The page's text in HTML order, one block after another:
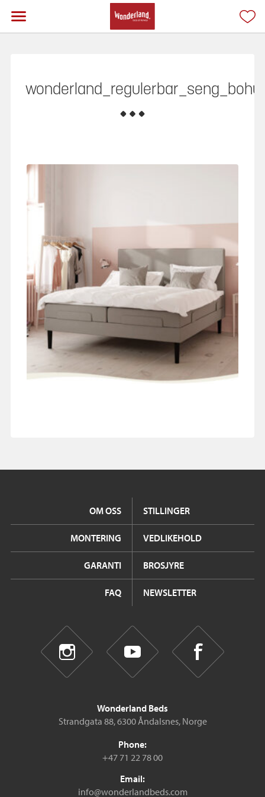
OM OSS STILLINGER
MONTERING VEDLIKEHOLD
GARANTI BROSJYRE
FAQ NEWSLETTER
Wonderland Beds
Strandgata 88, 6300 Åndalsnes, Norge
Phone:
+47 71 22 78 00
Email:
info@wonderlandbeds.com